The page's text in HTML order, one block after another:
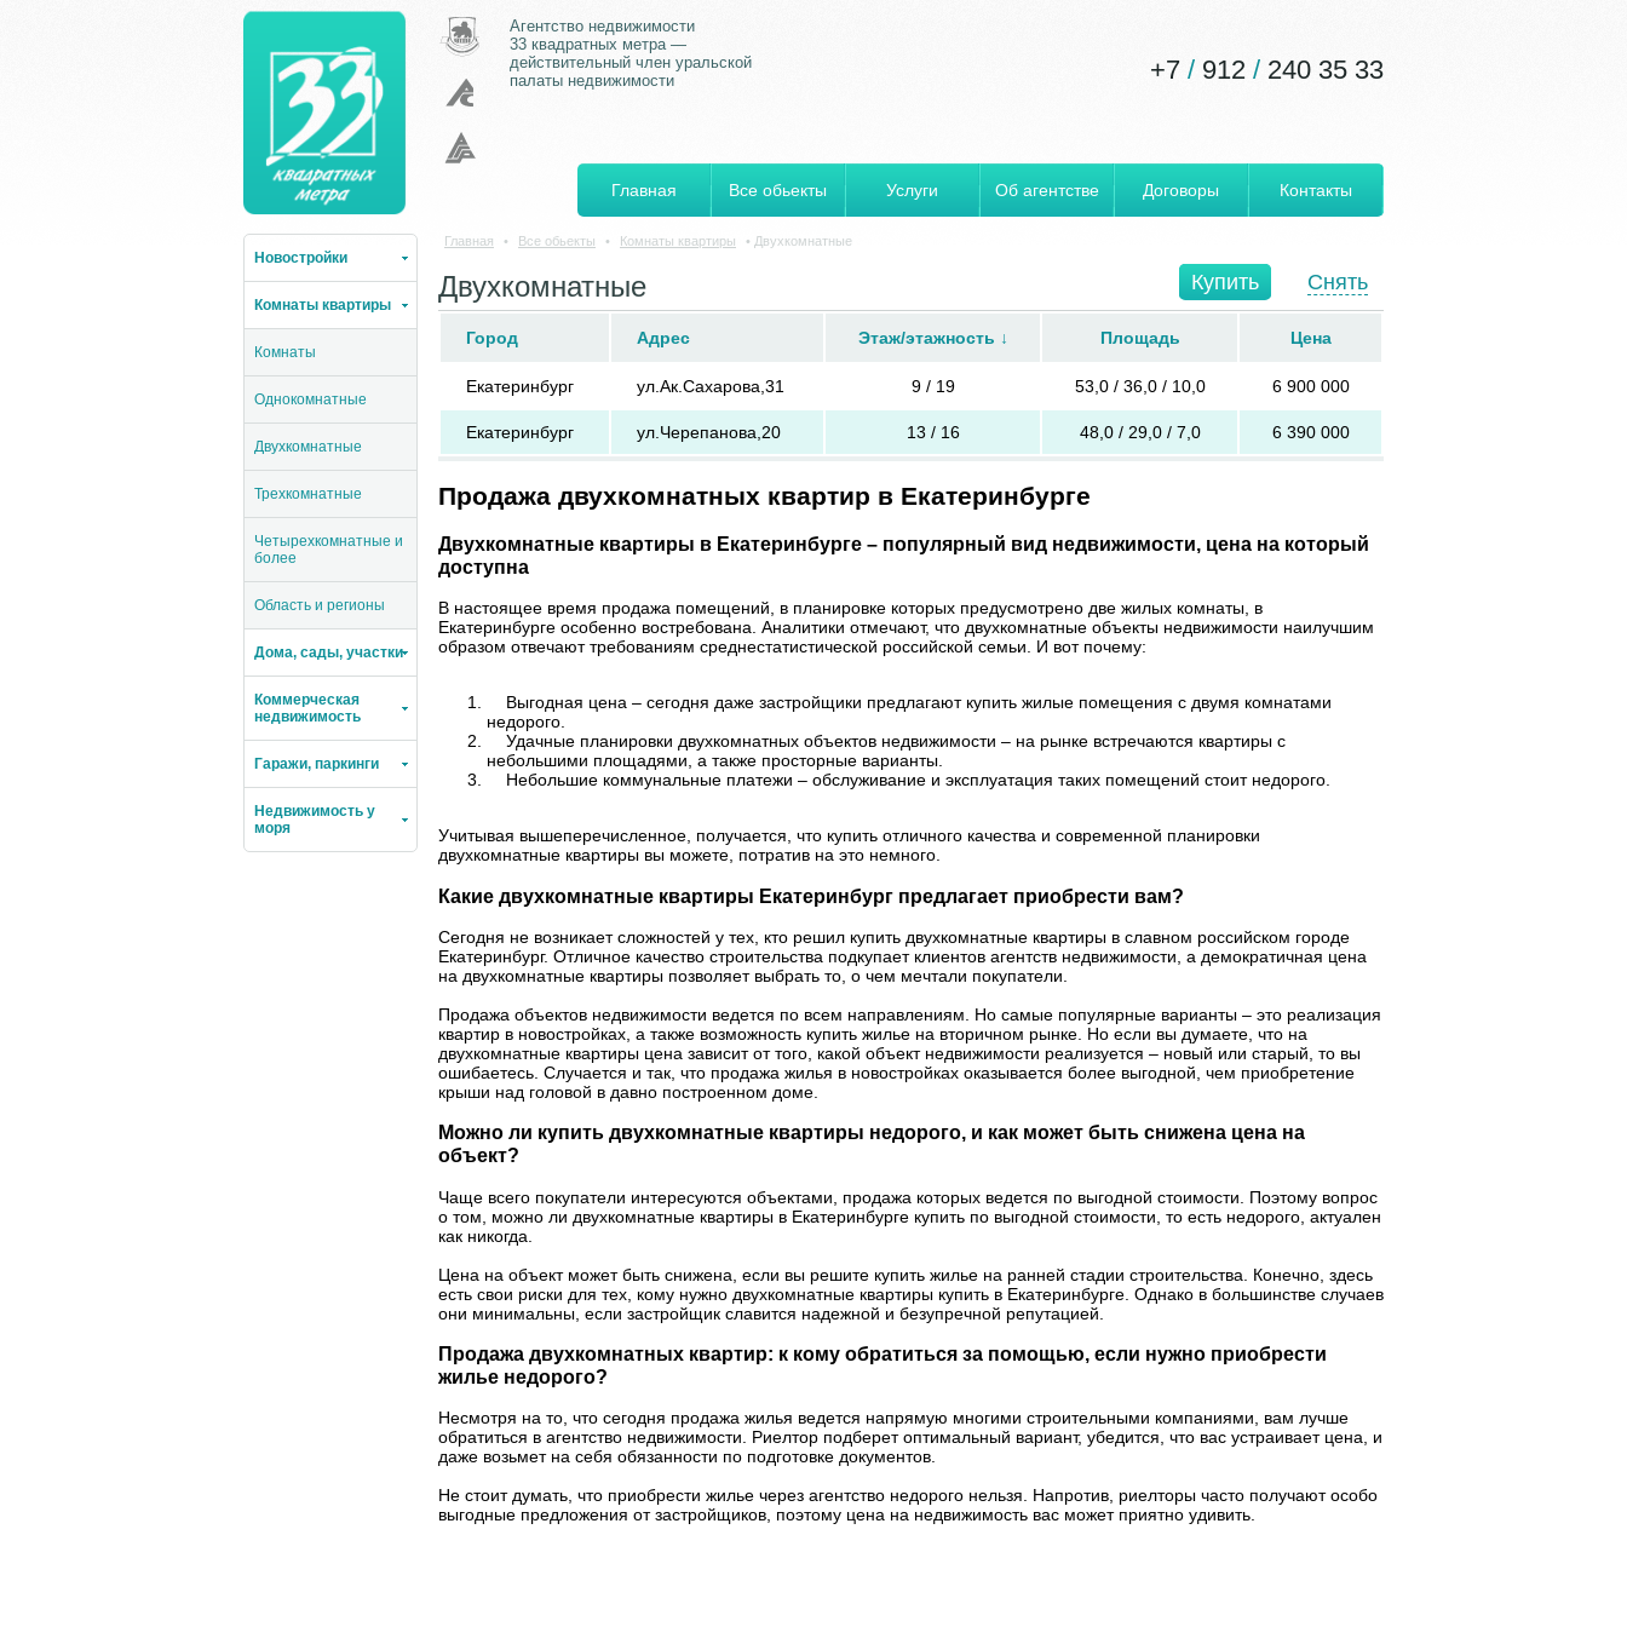
Главная Все обьекты Услуги Об агентстве Договоры Контакты
Агентство недвижимости
33 квадратных метра —
действительный член уральской
палаты недвижимости
+7 / 912 / 240 35 33
Новостройки
Комнаты квартиры
Комнаты
Однокомнатные
Двухкомнатные
Трехкомнатные
Четырехкомнатные и
более
Область и регионы
Дома, сады, участки
Коммерческая
недвижимость
Гаражи, паркинги
Недвижимость у
моря
Главная • Все обьекты • Комнаты квартиры • Двухкомнатные
Купить Снять
Двухкомнатные
Город Адрес Этаж/этажность ↓ Площадь Цена
Екатеринбург ул.Ак.Сахарова,31 9 / 19 53,0 / 36,0 / 10,0 6 900 000
Екатеринбург ул.Черепанова,20 13 / 16 48,0 / 29,0 / 7,0 6 390 000
Продажа двухкомнатных квартир в Екатеринбурге
Двухкомнатные квартиры в Екатеринбурге – популярный вид недвижимости, цена на который
доступна
В настоящее время продажа помещений, в планировке которых предусмотрено две жилых комнаты, в
Екатеринбурге особенно востребована. Аналитики отмечают, что двухкомнатные объекты недвижимости наилучшим
образом отвечают требованиям среднестатистической российской семьи. И вот почему:
Выгодная цена – сегодня даже застройщики предлагают купить жилые помещения с двумя комнатами
недорого.
Удачные планировки двухкомнатных объектов недвижимости – на рынке встречаются квартиры с
небольшими площадями, а также просторные варианты.
Небольшие коммунальные платежи – обслуживание и эксплуатация таких помещений стоит недорого.
Учитывая вышеперечисленное, получается, что купить отличного качества и современной планировки
двухкомнатные квартиры вы можете, потратив на это немного.
Какие двухкомнатные квартиры Екатеринбург предлагает приобрести вам?
Сегодня не возникает сложностей у тех, кто решил купить двухкомнатные квартиры в славном российском городе
Екатеринбург. Отличное качество строительства подкупает клиентов агентств недвижимости, а демократичная цена
на двухкомнатные квартиры позволяет выбрать то, о чем мечтали покупатели.
Продажа объектов недвижимости ведется по всем направлениям. Но самые популярные варианты – это реализация
квартир в новостройках, а также возможность купить жилье на вторичном рынке. Но если вы думаете, что на
двухкомнатные квартиры цена зависит от того, какой объект недвижимости реализуется – новый или старый, то вы
ошибаетесь. Случается и так, что продажа жилья в новостройках оказывается более выгодной, чем приобретение
крыши над головой в давно построенном доме.
Можно ли купить двухкомнатные квартиры недорого, и как может быть снижена цена на
объект?
Чаще всего покупатели интересуются объектами, продажа которых ведется по выгодной стоимости. Поэтому вопрос
о том, можно ли двухкомнатные квартиры в Екатеринбурге купить по выгодной стоимости, то есть недорого, актуален
как никогда.
Цена на объект может быть снижена, если вы решите купить жилье на ранней стадии строительства. Конечно, здесь
есть свои риски для тех, кому нужно двухкомнатные квартиры купить в Екатеринбурге. Однако в большинстве случаев
они минимальны, если застройщик славится надежной и безупречной репутацией.
Продажа двухкомнатных квартир: к кому обратиться за помощью, если нужно приобрести
жилье недорого?
Несмотря на то, что сегодня продажа жилья ведется напрямую многими строительными компаниями, вам лучше
обратиться в агентство недвижимости. Риелтор подберет оптимальный вариант, убедится, что вас устраивает цена, и
даже возьмет на себя обязанности по подготовке документов.
Не стоит думать, что приобрести жилье через агентство недорого нельзя. Напротив, риелторы часто получают особо
выгодные предложения от застройщиков, поэтому цена на недвижимость вас может приятно удивить.